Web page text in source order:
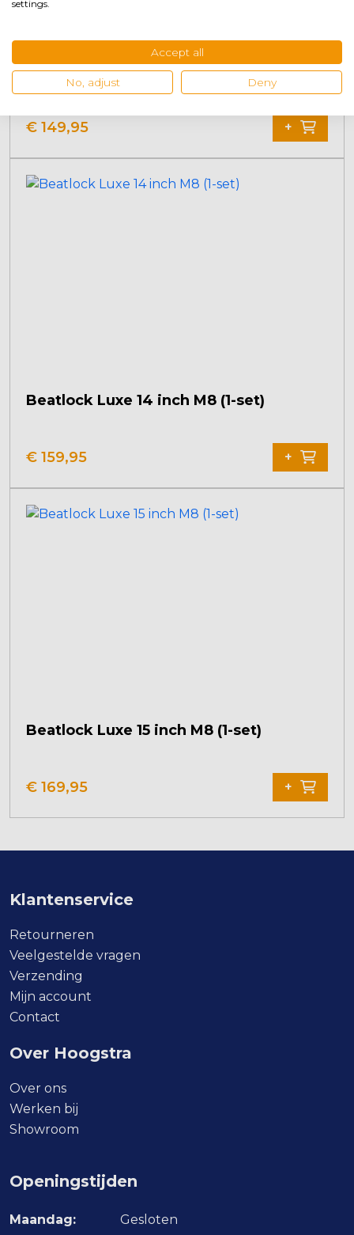
Beatlock Luxe 12 inch M8 (1-set)
€ 149,95 +
Beatlock Luxe 14 inch M8 (1-set)
€ 159,95 +
Beatlock Luxe 15 inch M8 (1-set)
€ 169,95 +
Klantenservice
Retourneren
Veelgestelde vragen
Verzending
Mijn account
Contact
Over Hoogstra
Over ons
Werken bij
Showroom
Openingstijden
Maandag:
Gesloten
settings.
Accept all
No, adjust Deny